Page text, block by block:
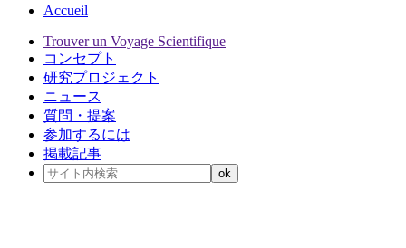
Accueil
Trouver un Voyage Scientifique
コンセプト
研究プロジェクト
ニュース
質問・提案
参加するには
掲載記事